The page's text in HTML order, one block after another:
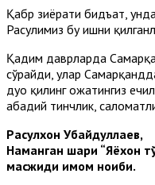
Қабр зиёрати бидъат,
Расулимиз бу ишни
Қадим даврларда
сўрайди, улар
дуо қилинг ҳожатингиз
абадий тинчлик,
Расулхон Убайдуллаев,
Наманган шаҳри “Яҳёхон
масжиди имом ноиби.